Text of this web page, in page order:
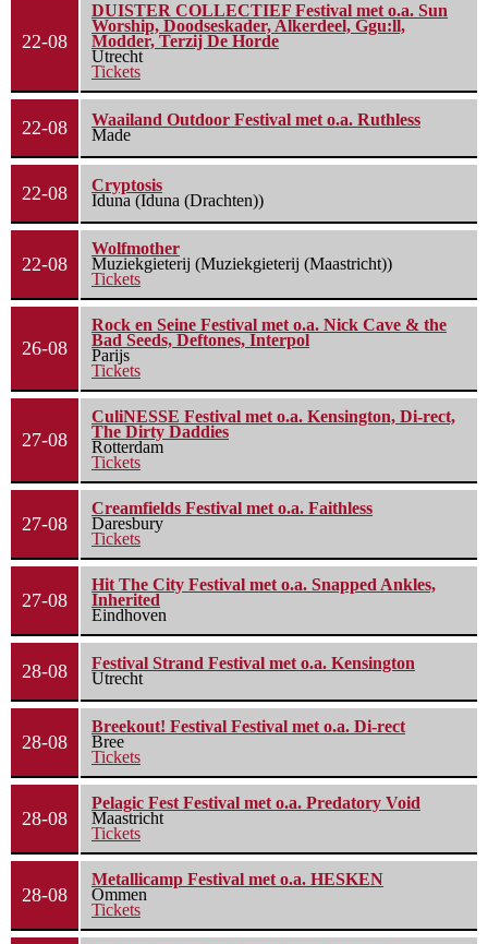
22-08
DUISTER COLLECTIEF Festival met o.a. Sun
Worship, Doodseskader, Alkerdeel, Ggu:ll,
Modder, Terzij De Horde
Utrecht
Tickets
22-08
Waailand Outdoor Festival met o.a. Ruthless
Made
22-08
Cryptosis
Iduna (Iduna (Drachten))
22-08
Wolfmother
Muziekgieterij (Muziekgieterij (Maastricht))
Tickets
26-08
Rock en Seine Festival met o.a. Nick Cave & the
Bad Seeds, Deftones, Interpol
Parijs
Tickets
27-08
CuliNESSE Festival met o.a. Kensington, Di-rect,
The Dirty Daddies
Rotterdam
Tickets
27-08
Creamfields Festival met o.a. Faithless
Daresbury
Tickets
27-08
Hit The City Festival met o.a. Snapped Ankles,
Inherited
Eindhoven
28-08
Festival Strand Festival met o.a. Kensington
Utrecht
28-08
Breekout! Festival Festival met o.a. Di-rect
Bree
Tickets
28-08
Pelagic Fest Festival met o.a. Predatory Void
Maastricht
Tickets
28-08
Metallicamp Festival met o.a. HESKEN
Ommen
Tickets